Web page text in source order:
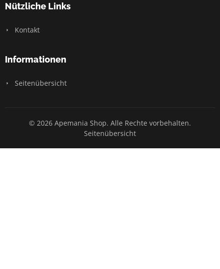
Nützliche Links
Kontakt
Informationen
Seitenübersicht
© 2026 Apemania Shop. Alle Rechte vorbehalten.
Seitenübersicht